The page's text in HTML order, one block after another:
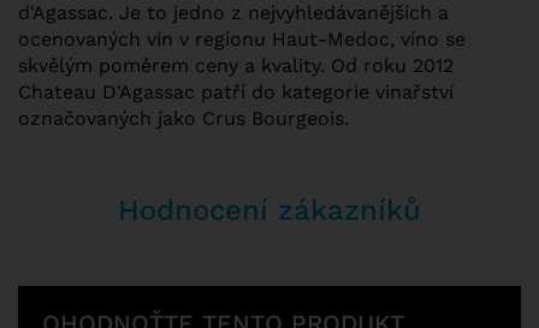
d'Agassac. Je to jedno z nejvyhledávanějších a
ocenovaných vín v regionu Haut-Medoc, víno se
skvělým poměrem ceny a kvality. Od roku 2012
Chateau D'Agassac patří do kategorie vinařství
označovaných jako Crus Bourgeois.
Hodnocení zákazníků